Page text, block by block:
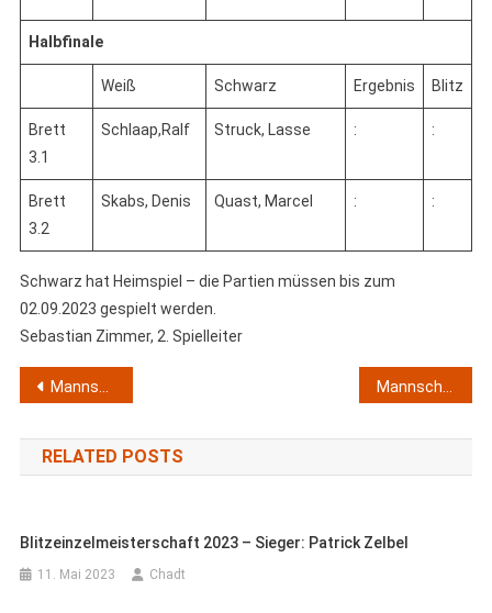
Halbfinale
Weiß Schwarz Ergebnis Blitz
Brett
3.1
Schlaap,Ralf Struck, Lasse : :
Brett
3.2
Skabs, Denis Quast, Marcel : :
Schwarz hat Heimspiel – die Partien müssen bis zum
02.09.2023 gespielt werden.
Sebastian Zimmer, 2. Spielleiter
Beitragsnavigation
Mannschaftsmeisterschaft 2023/2024
RELATED POSTS
Blitzeinzelmeisterschaft 2023 – Sieger: Patrick Zelbel
11. Mai 2023 Chadt